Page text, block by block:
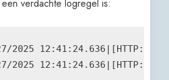
verdachte logregel is:
2025
2025